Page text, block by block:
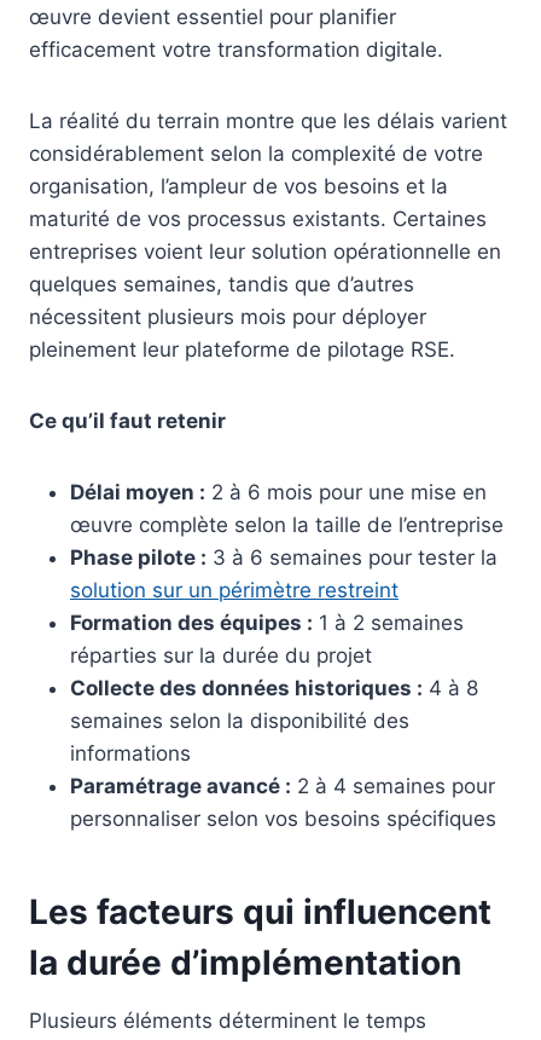
œuvre devient essentiel pour planifier
efficacement votre transformation digitale.
La réalité du terrain montre que les délais varient
considérablement selon la complexité de votre
organisation, l’ampleur de vos besoins et la
maturité de vos processus existants. Certaines
entreprises voient leur solution opérationnelle en
quelques semaines, tandis que d’autres
nécessitent plusieurs mois pour déployer
pleinement leur plateforme de pilotage RSE.
Ce qu’il faut retenir
Délai moyen : 2 à 6 mois pour une mise en
œuvre complète selon la taille de l’entreprise
Phase pilote : 3 à 6 semaines pour tester la
solution sur un périmètre restreint
Formation des équipes : 1 à 2 semaines
réparties sur la durée du projet
Collecte des données historiques : 4 à 8
semaines selon la disponibilité des
informations
Paramétrage avancé : 2 à 4 semaines pour
personnaliser selon vos besoins spécifiques
Les facteurs qui influencent
la durée d’implémentation
Plusieurs éléments déterminent le temps